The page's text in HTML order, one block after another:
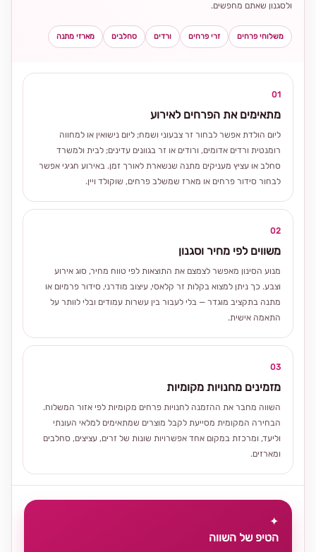
ולסגנון שאתם מחפשים.
משלוחי פרחים זרי פרחים ורדים סחלבים מארזי מתנה
01
מתאימים את הפרחים לאירוע
ליום הולדת אפשר לבחור זר צבעוני ושמח; ליום נישואין או למחווה
רומנטית ורדים אדומים, ורודים או זר בגוונים עדינים; לבית ולמשרד
סחלב או עציץ מעניקים מתנה שנשארת לאורך זמן. באירוע חגיגי אפשר
לבחור סידור פרחים או מארז שמשלב פרחים, שוקולד ויין.
02
משווים לפי מחיר וסגנון
מנוע הסינון מאפשר לצמצם את התוצאות לפי טווח מחיר, סוג אירוע
וצבע. כך ניתן למצוא בקלות זר קלאסי, עיצוב מודרני, סידור פרמיום או
מתנה בתקציב מוגדר — בלי לעבור בין עשרות עמודים ובלי לוותר על
התאמה אישית.
03
מזמינים מחנויות מקומיות
השווה מחבר את ההזמנה לחנויות פרחים מקומיות לפי אזור המשלוח.
הבחירה המקומית מסייעת לקבל מוצרים שמתאימים למלאי העונתי
וליעד, ומרכזת במקום אחד אפשרויות שונות של זרים, עציצים, סחלבים
ומארזים.
✦
הטיפ של השווה